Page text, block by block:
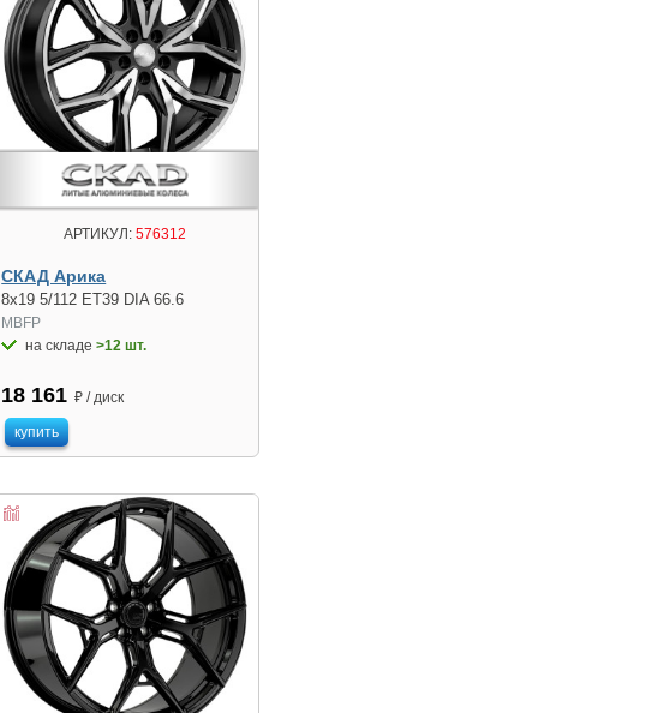
АРТИКУЛ: 576312
СКАД Арика
8x19 5/112 ET39 DIA 66.6
MBFP
на складе>12 шт.
18 161 ₽ / диск
купить